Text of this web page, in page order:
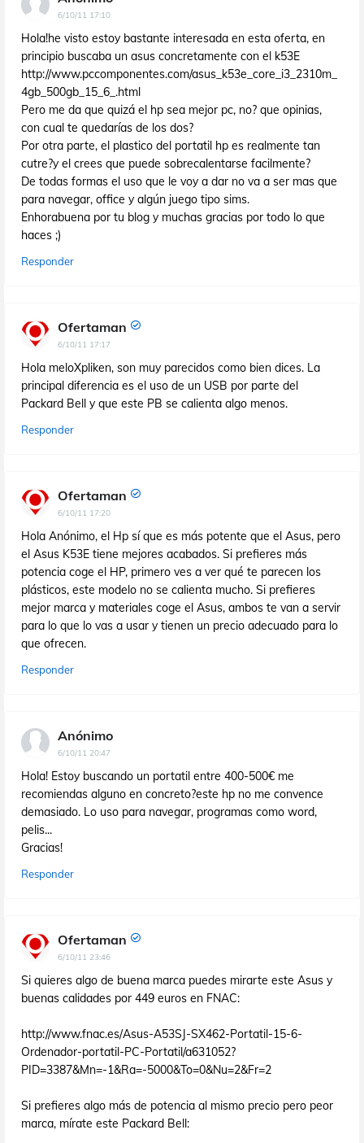
6/10/11 17:10
Hola!he visto estoy bastante interesada en esta oferta, en
principio buscaba un asus concretamente con el k53E
http://www.pccomponentes.com/asus_k53e_core_i3_2310m_
4gb_500gb_15_6_.html
Pero me da que quizá el hp sea mejor pc, no? que opinias,
con cual te quedarías de los dos?
Por otra parte, el plastico del portatil hp es realmente tan
cutre?y el crees que puede sobrecalentarse facilmente?
De todas formas el uso que le voy a dar no va a ser mas que
para navegar, office y algún juego tipo sims.
Enhorabuena por tu blog y muchas gracias por todo lo que
haces ;)
Responder
Ofertaman
6/10/11 17:17
Hola meloXpliken, son muy parecidos como bien dices. La
principal diferencia es el uso de un USB por parte del
Packard Bell y que este PB se calienta algo menos.
Responder
Ofertaman
6/10/11 17:20
Hola Anónimo, el Hp sí que es más potente que el Asus, pero
el Asus K53E tiene mejores acabados. Si prefieres más
potencia coge el HP, primero ves a ver qué te parecen los
plásticos, este modelo no se calienta mucho. Si prefieres
mejor marca y materiales coge el Asus, ambos te van a servir
para lo que lo vas a usar y tienen un precio adecuado para lo
que ofrecen.
Responder
Anónimo
6/10/11 20:47
Hola! Estoy buscando un portatil entre 400-500€ me
recomiendas alguno en concreto?este hp no me convence
demasiado. Lo uso para navegar, programas como word,
pelis...
Gracias!
Responder
Ofertaman
6/10/11 23:46
Si quieres algo de buena marca puedes mirarte este Asus y
buenas calidades por 449 euros en FNAC:
http://www.fnac.es/Asus-A53SJ-SX462-Portatil-15-6-
Ordenador-portatil-PC-Portatil/a631052?
PID=3387&Mn=-1&Ra=-5000&To=0&Nu=2&Fr=2
Si prefieres algo más de potencia al mismo precio pero peor
marca, mírate este Packard Bell: